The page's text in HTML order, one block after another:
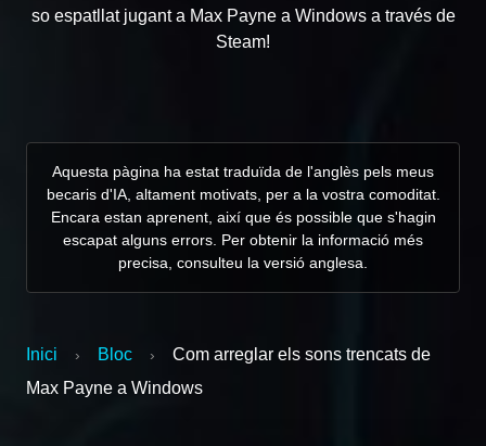
so espatllat jugant a Max Payne a Windows a través de
Steam!
Aquesta pàgina ha estat traduïda de l'anglès pels meus
becaris d'IA, altament motivats, per a la vostra comoditat.
Encara estan aprenent, així que és possible que s'hagin
escapat alguns errors. Per obtenir la informació més
precisa, consulteu la versió anglesa.
Inici › Bloc ›
Com arreglar els sons trencats de
Max Payne a Windows